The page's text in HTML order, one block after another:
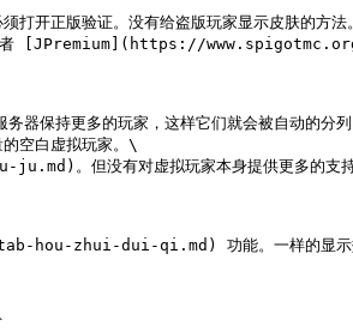
验证。没有给盗版玩家显示皮肤的方法。
www.spigotmc.org/
务器保持更多的玩家，这样它们就会被自动
空白虚拟玩家。\
。但没有对虚拟玩家本身提供更多的支持
zhui-dui-qi.md) 功能。一样的显示效